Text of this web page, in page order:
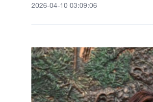
2026-04-10 03:09:06